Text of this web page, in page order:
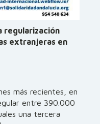
regularización
extranjeras en
más recientes, en
entre 390.000
una tercera